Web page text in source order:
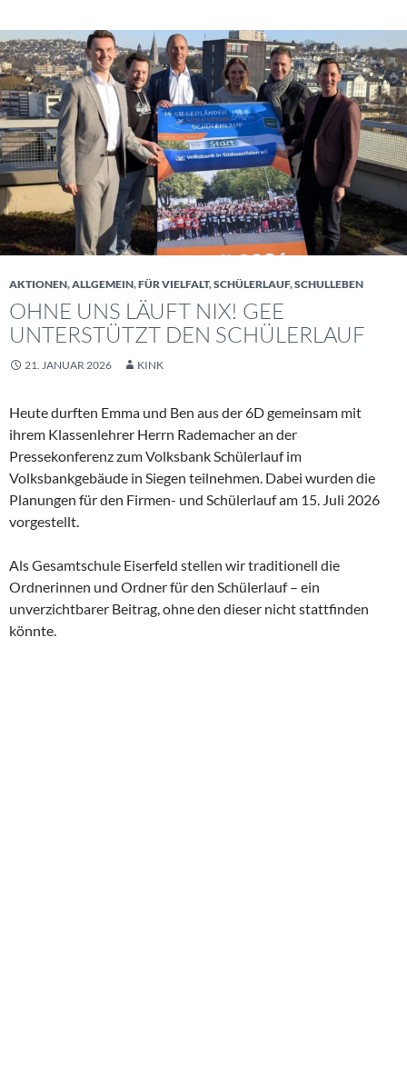
AKTIONEN,ALLGEMEIN,FÜR VIELFALT,SCHÜLERLAUF,SCHULLEBEN
OHNE UNS LÄUFT NIX! GEE
UNTERSTÜTZT DEN SCHÜLERLAUF
21. JANUAR 2026 KINK
Heute durften Emma und Ben aus der 6D gemeinsam mit
ihrem Klassenlehrer Herrn Rademacher an der
Pressekonferenz zum Volksbank Schülerlauf im
Volksbankgebäude in Siegen teilnehmen. Dabei wurden die
Planungen für den Firmen- und Schülerlauf am 15. Juli 2026
vorgestellt.
Als Gesamtschule Eiserfeld stellen wir traditionell die
Ordnerinnen und Ordner für den Schülerlauf – ein
unverzichtbarer Beitrag, ohne den dieser nicht stattfinden
könnte.